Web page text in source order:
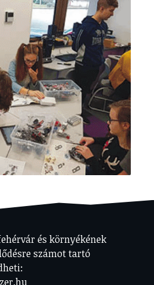
és környékének
számot tartó